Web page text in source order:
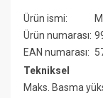
Ürün ismi:
Ürün numarası:
EAN numarası:
Tekniksel
Maks. Basma